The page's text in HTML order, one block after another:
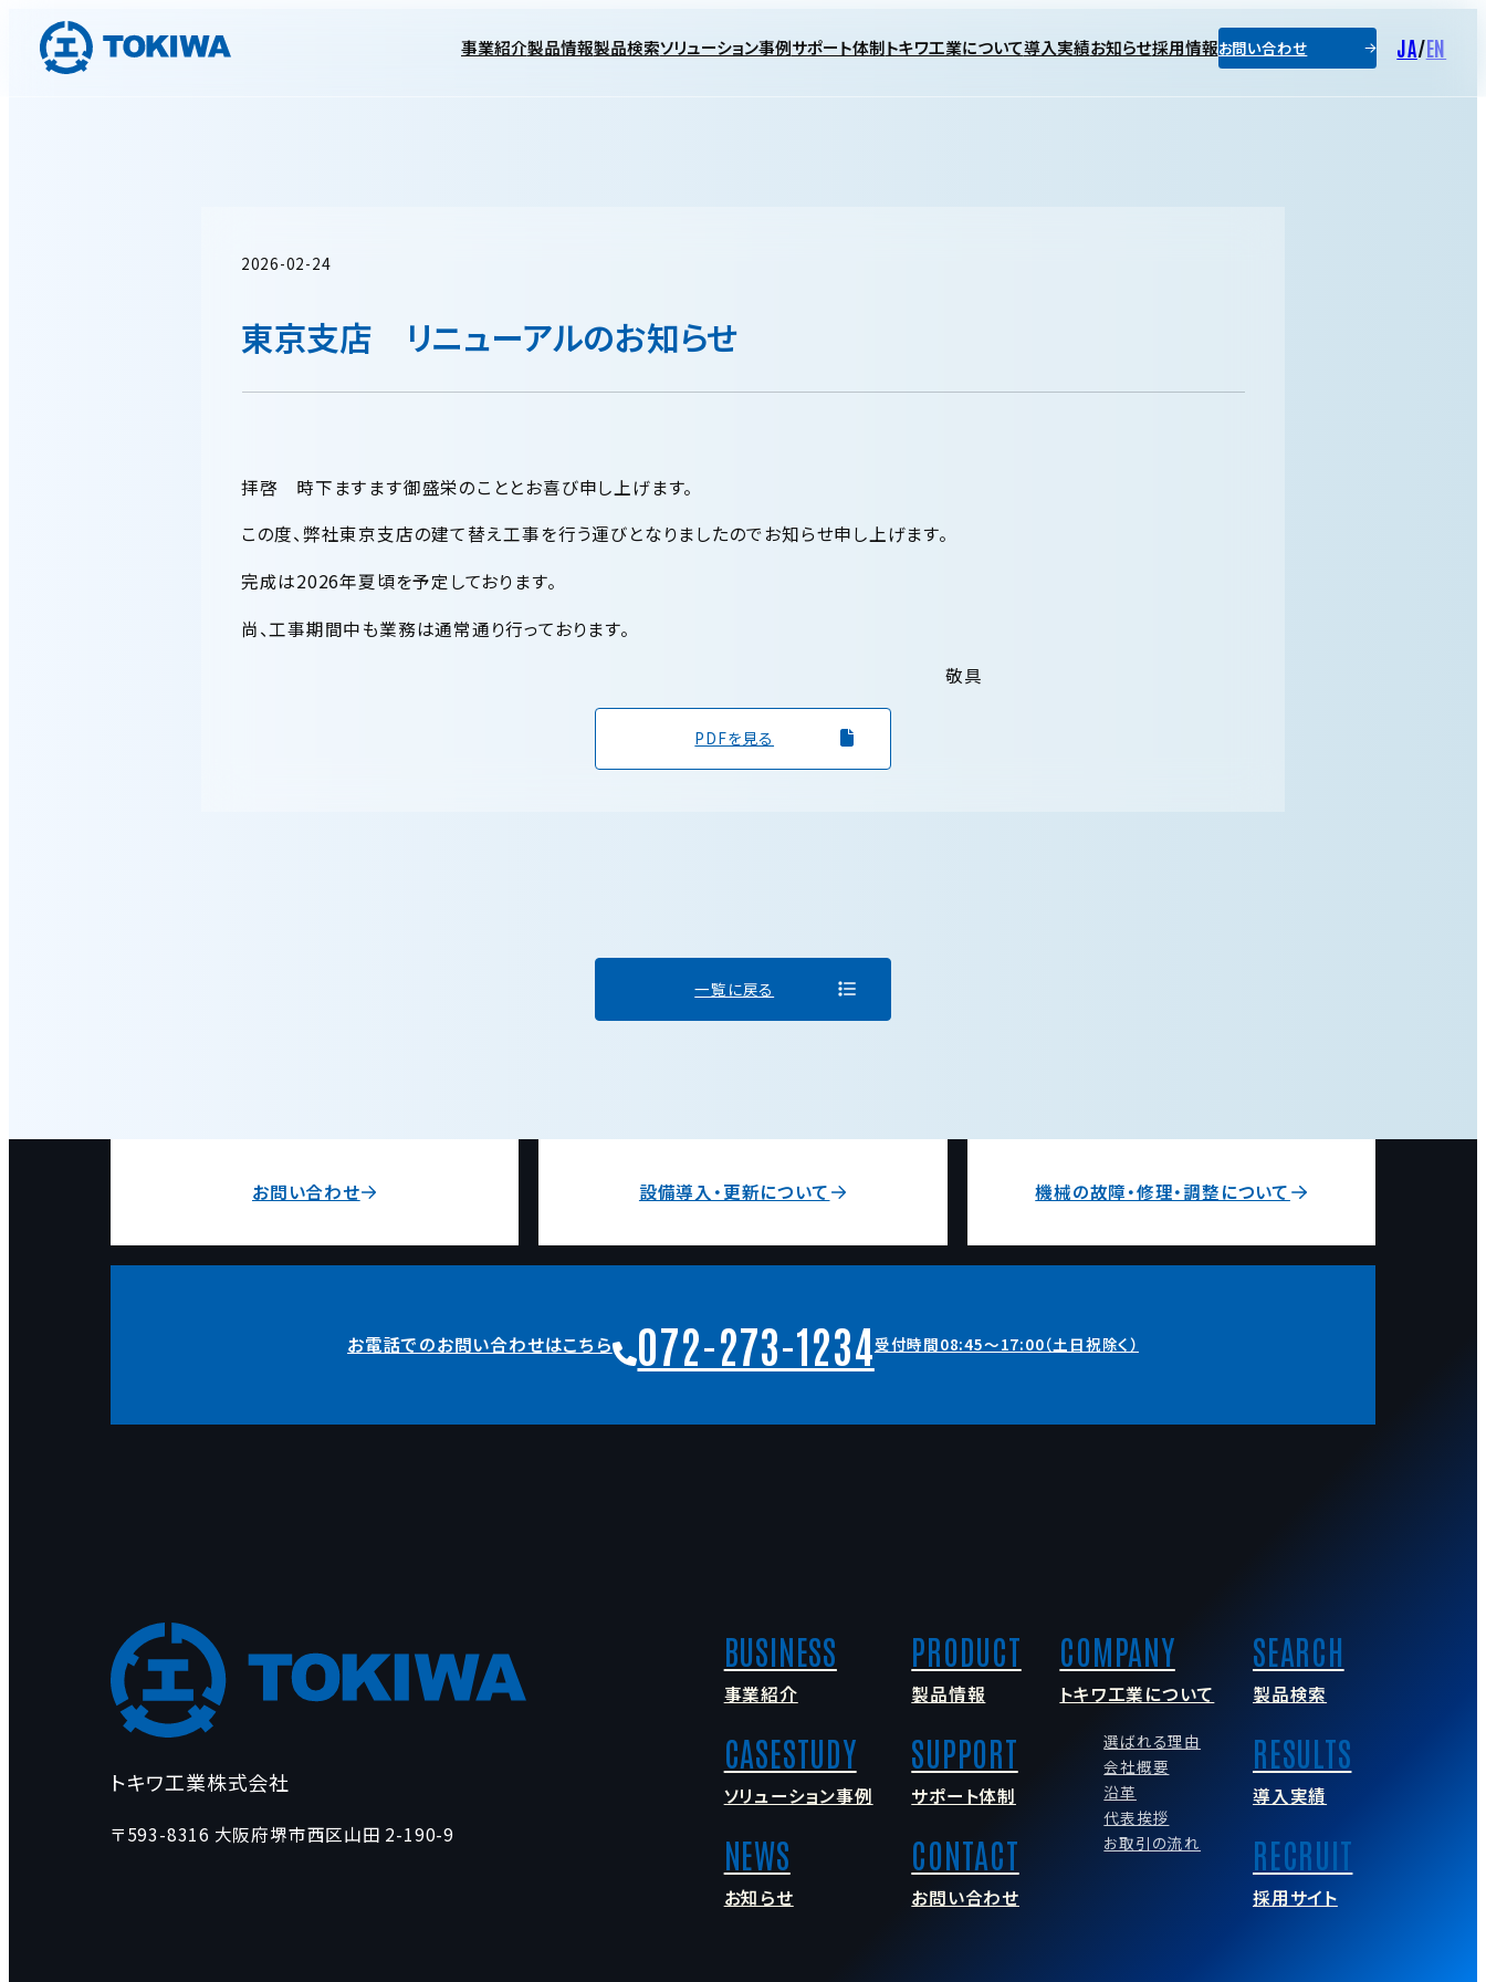
事業紹介製品情報製品検索ソリューション事例サポート体制トキワ工業について導入実績お知らせ採用情報お問い合わせ JA/EN
2026-02-24
東京支店 リニューアルのお知らせ
拝啓 時下ますます御盛栄のこととお喜び申し上げます。
この度、弊社東京支店の建て替え工事を行う運びとなりましたのでお知らせ申し上げます。
完成は2026年夏頃を予定しております。
尚、工事期間中も業務は通常通り行っております。
敬具
PDFを見る
一覧に戻る
お問い合わせ 設備導入・更新について 機械の故障・修理・調整について
お電話でのお問い合わせはこちら 072-273-1234受付時間08:45～17:00（土日祝除く）
トキワ工業株式会社
〒593-8316 大阪府堺市西区山田 2-190-9
事業紹介 製品情報 製品検索
ソリューション事例 サポート体制
トキワ工業について
選ばれる理由
会社概要
沿革
代表挨拶
お取引の流れ
導入実績
お知らせ お問い合わせ 採用サイト